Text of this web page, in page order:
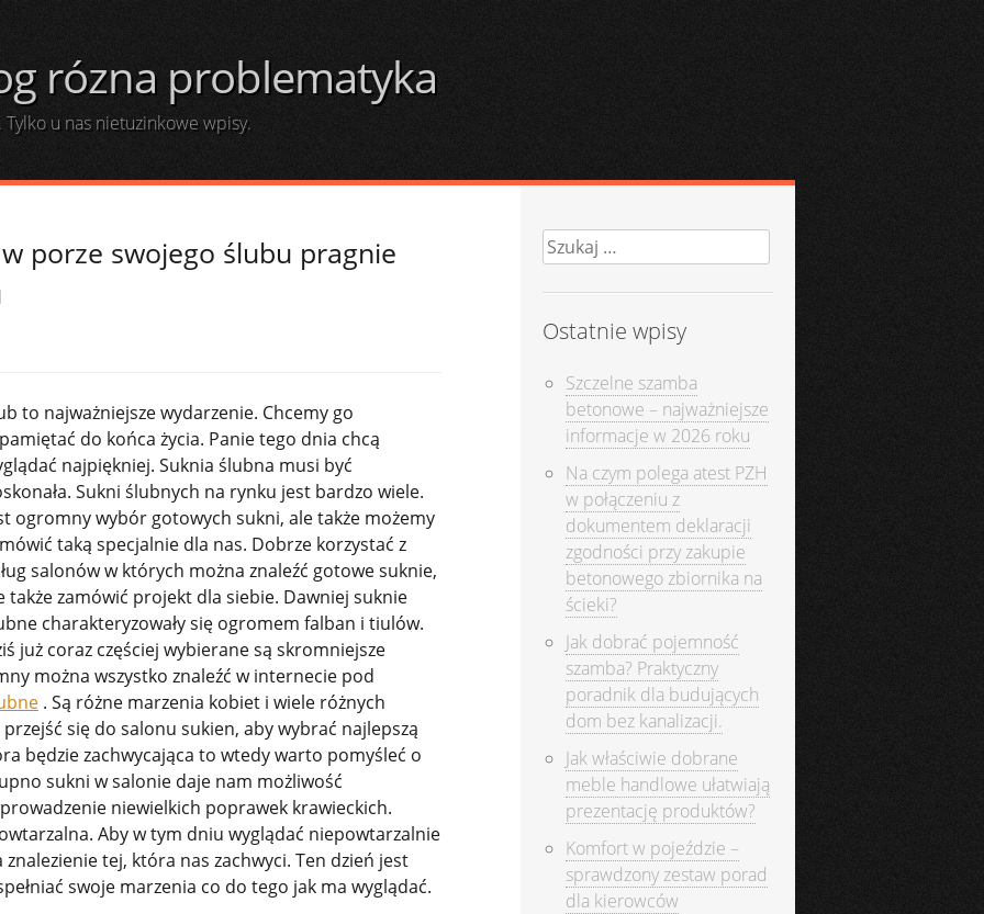
rózna problematyka
u nas nietuzinkowe wpisy.
porze swojego ślubu pragnie
to najważniejsze wydarzenie. Chcemy go
do końca życia. Panie tego dnia chcą
najpiękniej. Suknia ślubna musi być
Sukni ślubnych na rynku jest bardzo wiele.
ogromny wybór gotowych sukni, ale także możemy
taką specjalnie dla nas. Dobrze korzystać z
salonów w których można znaleźć gotowe suknie,
także zamówić projekt dla siebie. Dawniej suknie
charakteryzowały się ogromem falban i tiulów.
już coraz częściej wybierane są skromniejsze
można wszystko znaleźć w internecie pod
. Są różne marzenia kobiet i wiele różnych
się do salonu sukien, aby wybrać najlepszą
będzie zachwycająca to wtedy warto pomyśleć o
sukni w salonie daje nam możliwość
niewielkich poprawek krawieckich.
Aby w tym dniu wyglądać niepowtarzalnie
tej, która nas zachwyci. Ten dzień jest
swoje marzenia co do tego jak ma wyglądać.
Szukaj:
Ostatnie wpisy
Szczelne szamba
betonowe – najważniejsze
informacje w 2026 roku
Na czym polega atest PZH
w połączeniu z
dokumentem deklaracji
zgodności przy zakupie
betonowego zbiornika na
ścieki?
Jak dobrać pojemność
szamba? Praktyczny
poradnik dla budujących
dom bez kanalizacji.
Jak właściwie dobrane
meble handlowe ułatwiają
prezentację produktów?
Komfort w pojeździe –
sprawdzony zestaw porad
dla kierowców